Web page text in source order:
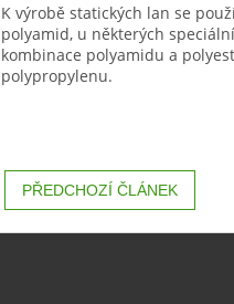
K výrobě statických lan se
polyamid, u některých
kombinace polyamidu a
polypropylenu.
PŘEDCHOZÍ ČLÁNEK